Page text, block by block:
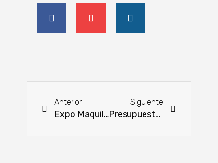
Anterior
Expo Maquila en su sexta edición con más fuerza e importante desarrollo
Siguiente
Presupuesto será instrumento clave para consolidar la recuperación económica